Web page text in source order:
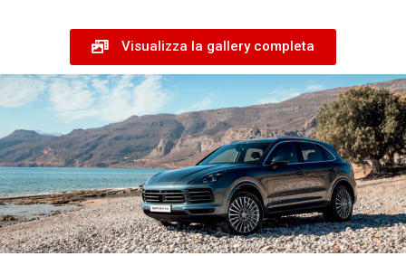
Visualizza la gallery completa